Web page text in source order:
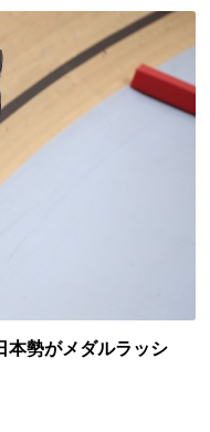
本勢がメダルラッシ